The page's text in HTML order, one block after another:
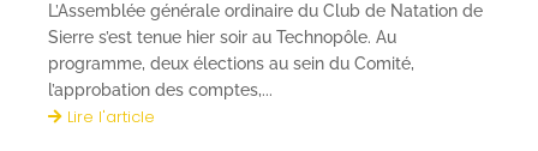
L’Assemblée générale ordinaire du Club de Natation de
Sierre s’est tenue hier soir au Technopôle. Au
programme, deux élections au sein du Comité,
l’approbation des comptes,...
Lire l'article